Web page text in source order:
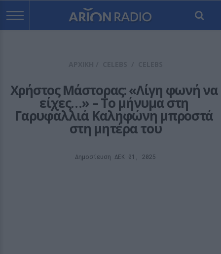
Χρήστος Μάστορας: «Λίγη φωνή να
είχες…» – Το μήνυμα στη
Γαρυφαλλιά Καληφώνη μπροστά
στη μητέρα του
Δημοσίευση ΔΕΚ 01, 2025